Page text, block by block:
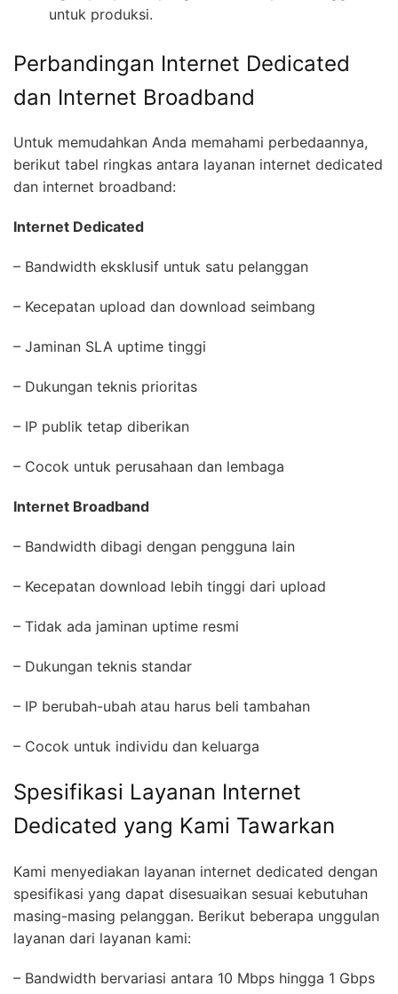
untuk produksi.
Perbandingan Internet Dedicated
dan Internet Broadband
Untuk memudahkan Anda memahami perbedaannya,
berikut tabel ringkas antara layanan internet dedicated
dan internet broadband:
Internet Dedicated
– Bandwidth eksklusif untuk satu pelanggan
– Kecepatan upload dan download seimbang
– Jaminan SLA uptime tinggi
– Dukungan teknis prioritas
– IP publik tetap diberikan
– Cocok untuk perusahaan dan lembaga
Internet Broadband
– Bandwidth dibagi dengan pengguna lain
– Kecepatan download lebih tinggi dari upload
– Tidak ada jaminan uptime resmi
– Dukungan teknis standar
– IP berubah-ubah atau harus beli tambahan
– Cocok untuk individu dan keluarga
Spesifikasi Layanan Internet
Dedicated yang Kami Tawarkan
Kami menyediakan layanan internet dedicated dengan
spesifikasi yang dapat disesuaikan sesuai kebutuhan
masing-masing pelanggan. Berikut beberapa unggulan
layanan dari layanan kami:
– Bandwidth bervariasi antara 10 Mbps hingga 1 Gbps